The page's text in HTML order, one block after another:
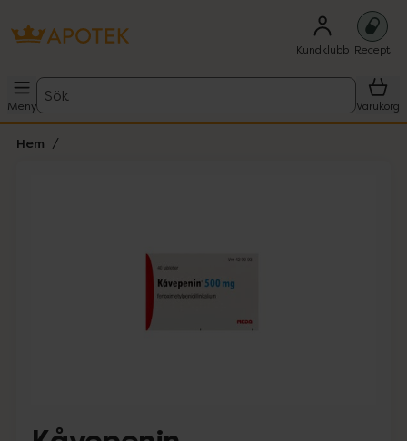
Kundklubb Recept
Meny
Sök
Varukorg
Hem